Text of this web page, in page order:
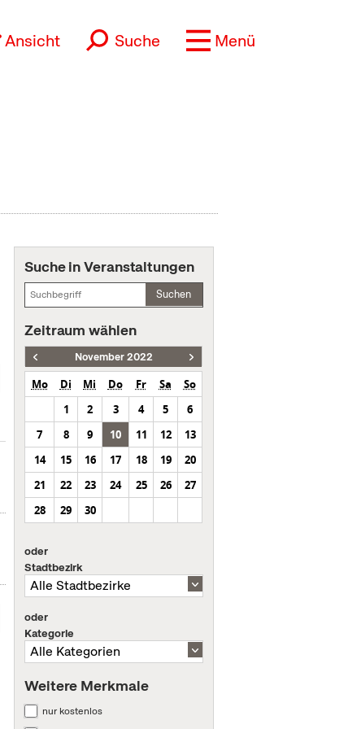
Ansicht Suche Menü
Suche in Veranstaltungen
Suchen
Zeitraum wählen
November 2022
Mo Di Mi Do Fr Sa
So
1
2 3 4 5
6
7
8 9 10 11 12
13
14
15 16 17 18 19
20
21
22 23 24 25 26
27
28
29 30
oder
Stadtbezirk
oder
Kategorie
Weitere Merkmale
nur kostenlos